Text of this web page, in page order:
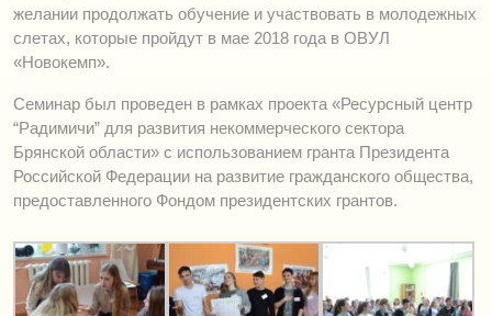
желании продолжать обучение и участвовать в молодежных
слетах, которые пройдут в мае 2018 года в ОВУЛ
«Новокемп».
Семинар был проведен в рамках проекта «Ресурсный центр
“Радимичи” для развития некоммерческого сектора
Брянской области» с использованием гранта Президента
Российской Федерации на развитие гражданского общества,
предоставленного Фондом президентских грантов.